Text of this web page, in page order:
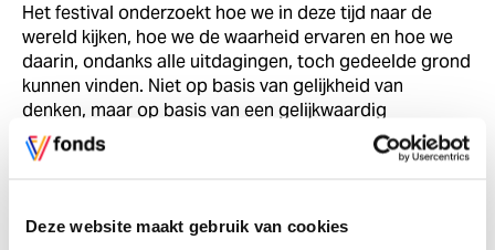
Deze website maakt gebruik van cookies
Het festival onderzoekt hoe we in deze tijd naar de
wereld kijken, hoe we de waarheid ervaren en hoe we
daarin, ondanks alle uitdagingen, toch gedeelde grond
kunnen vinden. Niet op basis van gelijkheid van
denken, maar op basis van een gelijkwaardig
gesprek. Om dit te stimuleren organiseert het festival
door heel Amsterdam verschillende activiteiten -